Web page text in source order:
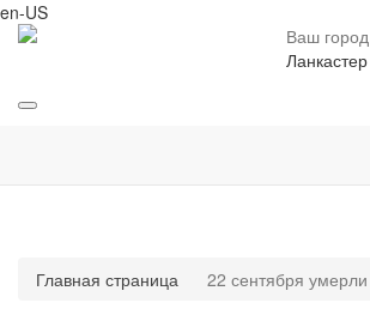
en-US
Ваш город
Ланкастер
Главная страница 22 сентября умерли